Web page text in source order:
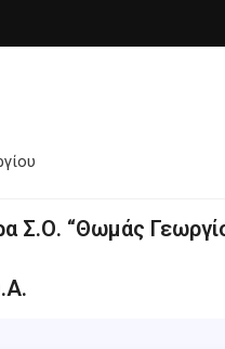
Σ.Ο. “Θωμάς